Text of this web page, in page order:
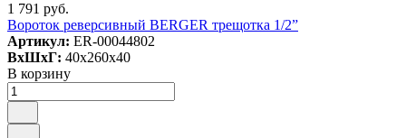
1 791 руб.
Вороток реверсивный BERGER трещотка 1/2”
Артикул: ER-00044802
ВxШxГ: 40x260x40
В корзину